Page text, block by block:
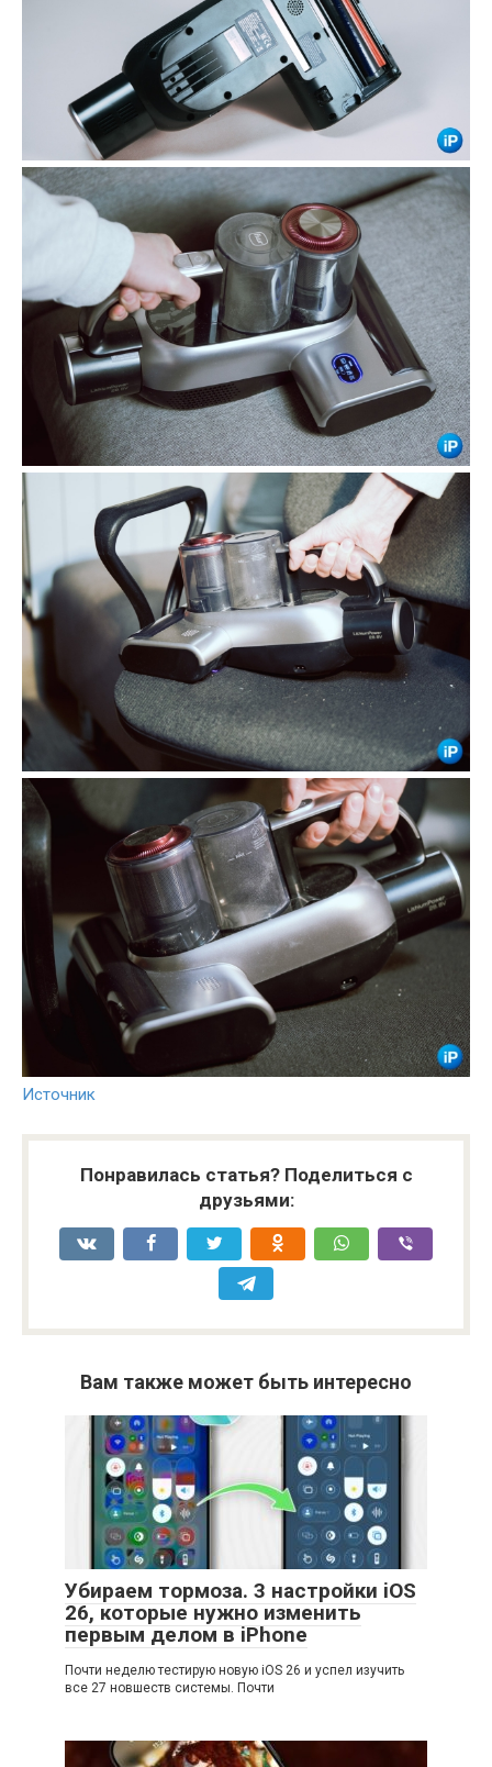
Источник
Понравилась статья? Поделиться с
друзьями:
Вам также может быть интересно
Убираем тормоза. 3 настройки iOS
26, которые нужно изменить
первым делом в iPhone
Почти неделю тестирую новую iOS 26 и успел изучить
все 27 новшеств системы. Почти